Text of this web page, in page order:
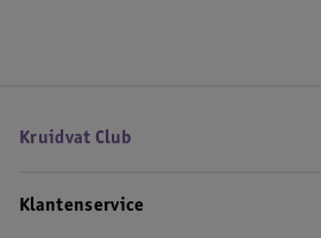
Kruidvat Club
Klantenservice